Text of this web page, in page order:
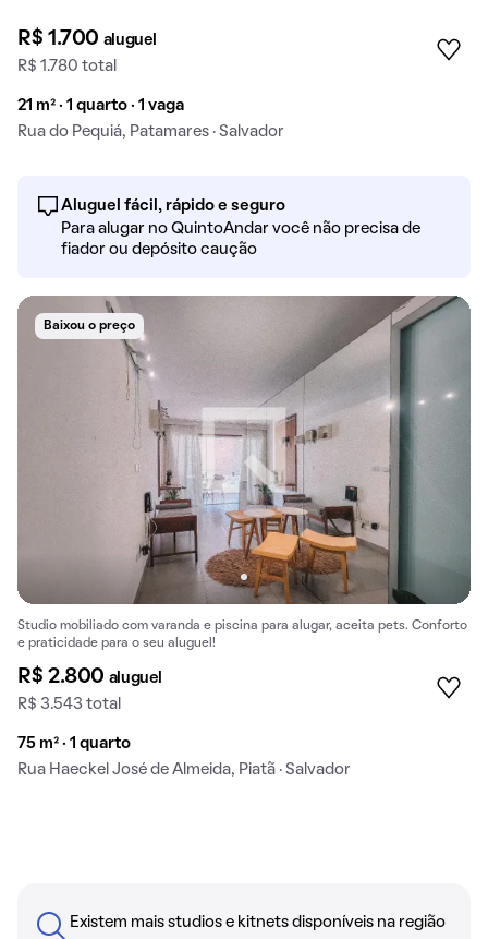
R$ 1.700 aluguel
R$ 1.780 total
21 m² · 1 quarto · 1 vaga
Rua do Pequiá, Patamares · Salvador
Aluguel fácil, rápido e seguro
Para alugar no QuintoAndar você não precisa de
fiador ou depósito caução
Baixou o preço
Studio mobiliado com varanda e piscina para alugar, aceita pets. Conforto
e praticidade para o seu aluguel!
R$ 2.800 aluguel
R$ 3.543 total
75 m² · 1 quarto
Rua Haeckel José de Almeida, Piatã · Salvador
Existem mais studios e kitnets disponíveis na região